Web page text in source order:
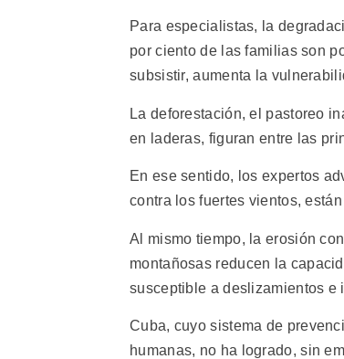
Para especialistas, la
por ciento de las familias son
subsistir, aumenta la
La deforestación, el pastoreo
en laderas, figuran entre las
En ese sentido, los expertos
contra los fuertes vientos,
Al mismo tiempo, la erosión
montañosas reducen la
susceptible a deslizamientos e
Cuba, cuyo sistema de
humanas, no ha logrado, sin